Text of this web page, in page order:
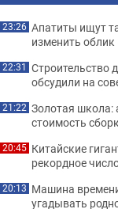
23:26 Апатиты ищут
изменить
22:31 Строительство
обсудили на
21:22 Золотая школа:
стоимость
20:45 Китайские
рекордное
20:13 Машина
угадывать